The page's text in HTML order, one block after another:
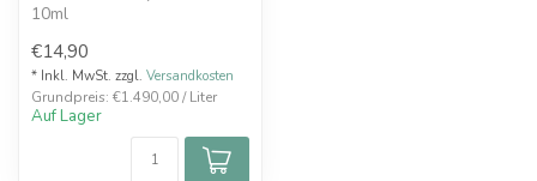
10ml
€14,90
* Inkl. MwSt. zzgl. Versandkosten
Grundpreis: €1.490,00 / Liter
Auf Lager